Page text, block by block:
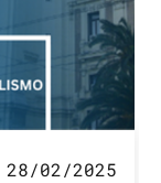
28/02/2025